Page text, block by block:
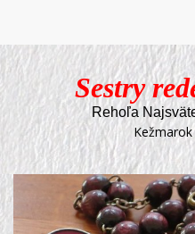
Sestry
Rehoľa